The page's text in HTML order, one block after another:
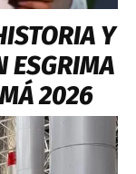
Y
ESGRIMA
2026